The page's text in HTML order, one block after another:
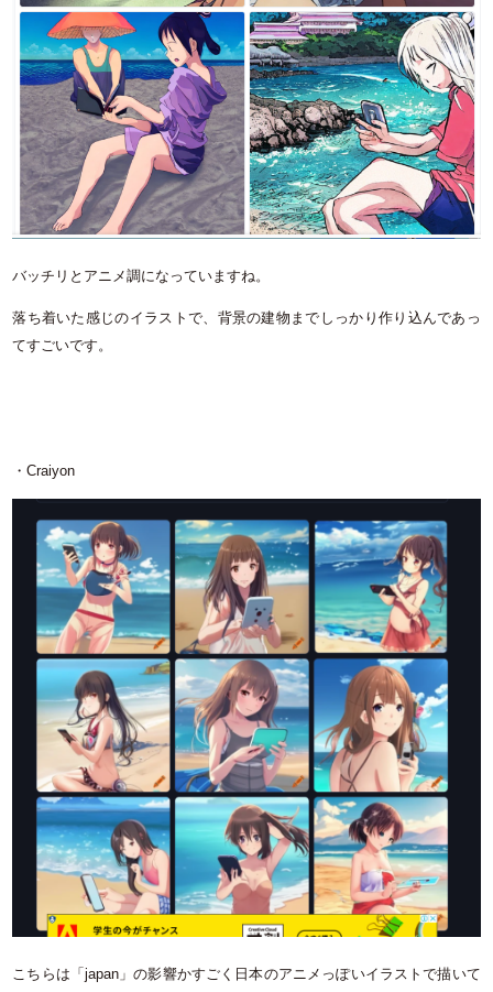
バッチリとアニメ調になっていますね。
落ち着いた感じのイラストで、背景の建物までしっかり作り込んであっ
てすごいです。
・Craiyon
こちらは「japan」の影響かすごく日本のアニメっぽいイラストで描いて